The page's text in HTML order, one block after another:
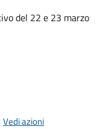
del 22 e 23 marzo
Vedi azioni